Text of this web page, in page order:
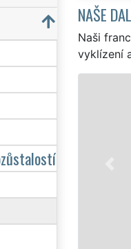
NAŠE
Naši
vyklízení
A VYKLÍZECÍ PRÁCE
nad Nežárkou a
služby
Pod značkou sítě
a kvalitní servis
NON-STOP 24
bez příplatků.
Mám zájem o vyklízení v